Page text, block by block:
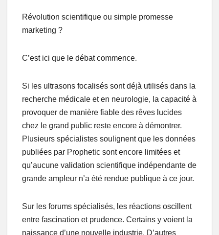
Révolution scientifique ou simple promesse
marketing ?
C’est ici que le débat commence.
Si les ultrasons focalisés sont déjà utilisés dans la
recherche médicale et en neurologie, la capacité à
provoquer de manière fiable des rêves lucides
chez le grand public reste encore à démontrer.
Plusieurs spécialistes soulignent que les données
publiées par Prophetic sont encore limitées et
qu’aucune validation scientifique indépendante de
grande ampleur n’a été rendue publique à ce jour.
Sur les forums spécialisés, les réactions oscillent
entre fascination et prudence. Certains y voient la
naissance d’une nouvelle industrie. D’autres